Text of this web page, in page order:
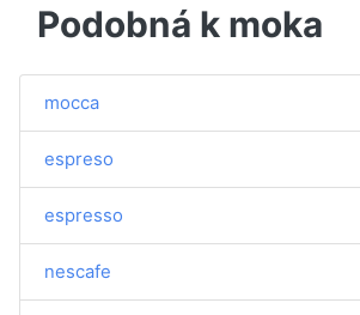
Podobná k moka
mocca
espreso
espresso
nescafe